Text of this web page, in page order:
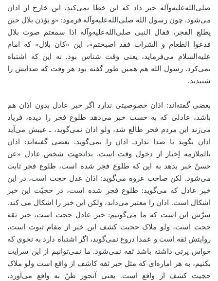
صلی‌الله‌علیه‌وآله خبر داد که این خطا نمی‌کند، این خارج از اذان
می‌شود. چون رسول الله صلی‌الله‌علیه‌وآله فرمود: «و یؤذن بلال حین
یطلع الفجر، فقال النبی صلی‌الله‌علیه‌وآله اذا سمعتم صوت بلال
فدعوا الطعام و الشراب فقد اصبحتم»، این «کان بلال» که امام
علیه‌السلام می‌فرماید، یعنی وقت شناس بود. نه این که اشتباه
نمی‌کرد. رسول الله هم همین طور گفته بود هر وقت که صدایش را
شنیدید.
بعضی گفته‌اند: اذان خصوصیتی ندارد اگر خبر عادل بدون اذان هم
باشد، عادلی که به حسب خبر می‌دهد طلوع فجر را دیده، فریاد
می‌زند این مردم فجر طالع شد، ولو اذان نمی‌گوید، ـ عیبش می‌آید
اذان بگوید یا صدا ندارد‌ـ اذان را نمی‌گوید. بعضی گفته‌اند: اذان
بالملازمه اِخبار از دخول وقت است. بدانجهت شخص عادل «عن
حسنّ خبر بدهد به این که طلوع فجر شده است، طلوع فجر ثابت
می‌شود. لکن صاحب عروه می‌گوید: اذان عدل حجت است، در این
خبر عادل که می‌گوید: طلوع فجر شده است، در حجیّت این خبر
اشکال است. اذان را معتبر می‌داند، ولکن این خبر را اشکال می کند.
سرّش این است که ما می‌گوییم: خبر عادل حجت است، خبر ثقه
حجت است، ولو ملاک حجیت کشف این خبر از مقام ثبوت است،
روایتش ثقه است و عمدا دروغ نمی‌گوید، اگر اشتباه دارد به نحوی که
حواس پرتی داشته باشد ثقه نمی‌شود. ما نمی‌توانیم از این سرایت
بکنیم، به هر اماره‌ای که مثل خبر ثقه کاشف از واقع است ولو ملاک
حجیت کشف از واقع است. یعنی آنجور ظنّ به واقع می‌آورد،